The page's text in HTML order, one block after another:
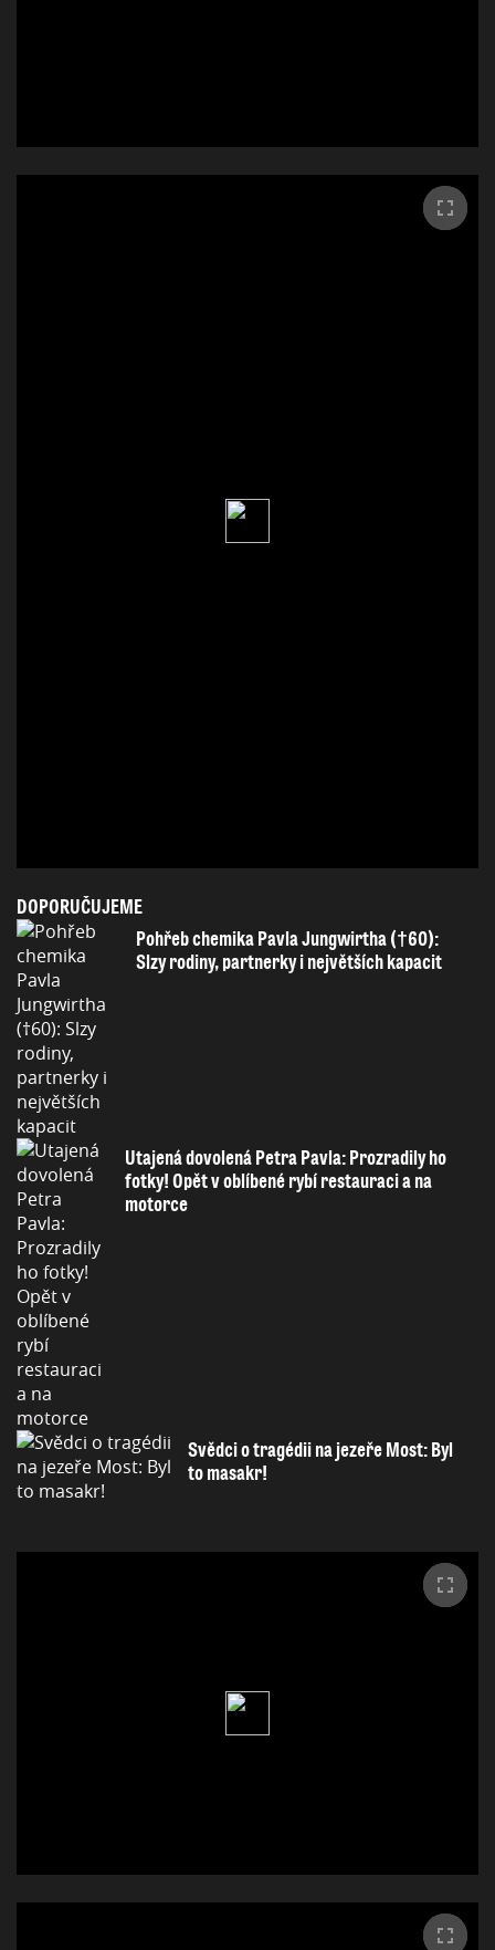
DOPORUČUJEME
Pohřeb chemika Pavla Jungwirtha (†60):
Slzy rodiny, partnerky i největších kapacit
Utajená dovolená Petra Pavla: Prozradily ho
fotky! Opět v oblíbené rybí restauraci a na
motorce
Svědci o tragédii na jezeře Most: Byl
to masakr!